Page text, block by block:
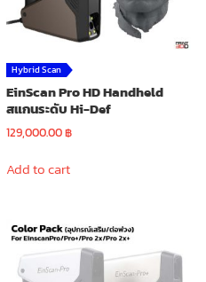
Hybrid Scan
EinScan Pro HD Handheld
สแกนระดับ Hi-Def
129,000.00฿
Add to cart